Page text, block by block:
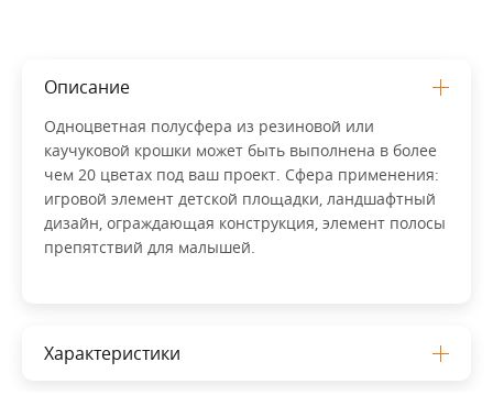
Описание
Одноцветная полусфера из резиновой или
каучуковой крошки может быть выполнена в более
чем 20 цветах под ваш проект. Сфера применения:
игровой элемент детской площадки, ландшафтный
дизайн, ограждающая конструкция, элемент полосы
препятствий для малышей.
Характеристики